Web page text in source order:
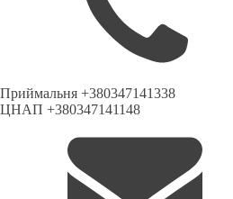
Приймальня +380347141338
ЦНАП +380347141148